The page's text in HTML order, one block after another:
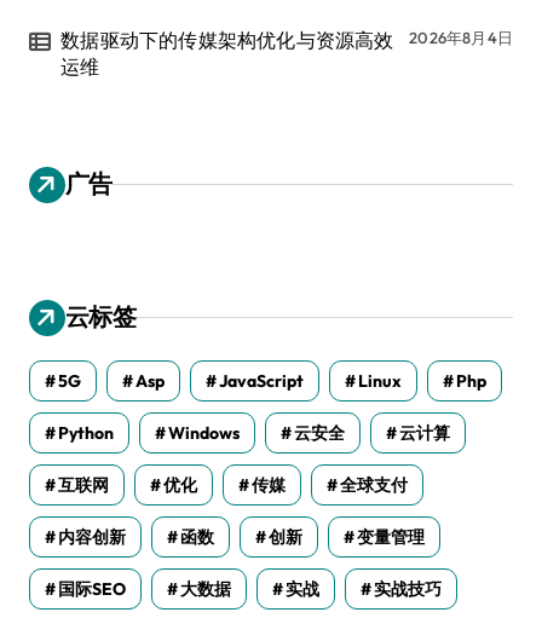
数据驱动下的传媒架构优化与资源高效
运维
2026年8月4日
广告
云标签
5G Asp JavaScript Linux Php
Python Windows 云安全 云计算
互联网 优化 传媒 全球支付
内容创新 函数 创新 变量管理
国际SEO 大数据 实战 实战技巧